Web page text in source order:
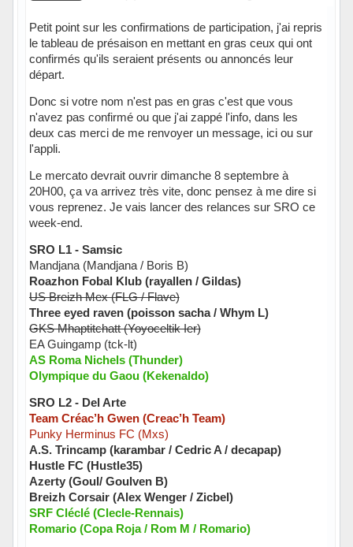
Petit point sur les confirmations de participation, j'ai repris
le tableau de présaison en mettant en gras ceux qui ont
confirmés qu'ils seraient présents ou annoncés leur
départ.
Donc si votre nom n'est pas en gras c'est que vous
n'avez pas confirmé ou que j'ai zappé l'info, dans les
deux cas merci de me renvoyer un message, ici ou sur
l'appli.
Le mercato devrait ouvrir dimanche 8 septembre à
20H00, ça va arrivez très vite, donc pensez à me dire si
vous reprenez. Je vais lancer des relances sur SRO ce
week-end.
SRO L1 - Samsic
Mandjana (Mandjana / Boris B)
Roazhon Fobal Klub (rayallen / Gildas)
US Breizh Mex (FLG / Flave)
Three eyed raven (poisson sacha / Whym L)
GKS Mhaptitchatt (Yoyoceltik Ier)
EA Guingamp (tck-lt)
AS Roma Nichels (Thunder)
Olympique du Gaou (Kekenaldo)
SRO L2 - Del Arte
Team Créac’h Gwen (Creac’h Team)
Punky Herminus FC (Mxs)
A.S. Trincamp (karambar / Cedric A / decapap)
Hustle FC (Hustle35)
Azerty (Goul/ Goulven B)
Breizh Corsair (Alex Wenger / Zicbel)
SRF Cléclé (Clecle-Rennais)
Romario (Copa Roja / Rom M / Romario)